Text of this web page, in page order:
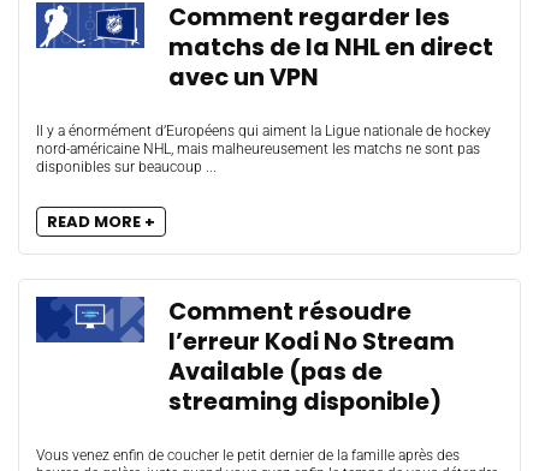
Comment regarder les
matchs de la NHL en direct
avec un VPN
Il y a énormément d’Européens qui aiment la Ligue nationale de hockey
nord-américaine NHL, mais malheureusement les matchs ne sont pas
disponibles sur beaucoup ...
READ MORE +
Comment résoudre
l’erreur Kodi No Stream
Available (pas de
streaming disponible)
Vous venez enfin de coucher le petit dernier de la famille après des